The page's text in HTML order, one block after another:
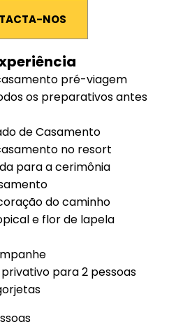
NOS
pré-viagem
os preparativos antes
de Casamento
no resort
para a cerimônia
do caminho
e flor de lapela
para 2 pessoas